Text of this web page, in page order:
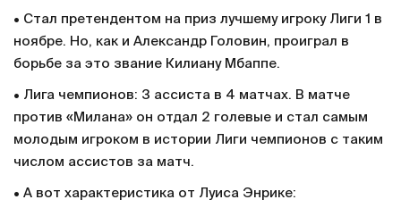
• Стал претендентом на приз лучшему игроку Лиги 1 в
ноябре. Но, как и Александр Головин, проиграл в
борьбе за это звание Килиану Мбаппе.
• Лига чемпионов: 3 ассиста в 4 матчах. В матче
против «Милана» он отдал 2 голевые и стал самым
молодым игроком в истории Лиги чемпионов с таким
числом ассистов за матч.
• А вот характеристика от Луиса Энрике: